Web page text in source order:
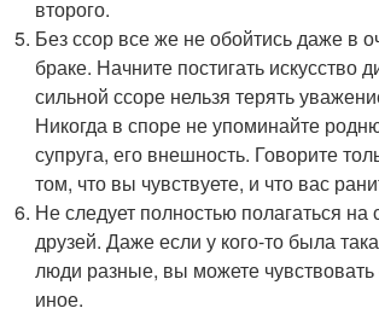
второго.
Без ссор все же не обойтись даже в
браке. Начните постигать искусство
сильной ссоре нельзя терять
Никогда в споре не упоминайте
супруга, его внешность. Говорите
том, что вы чувствуете, и что вас
Не следует полностью полагаться на
друзей. Даже если у кого-то была
люди разные, вы можете
иное.